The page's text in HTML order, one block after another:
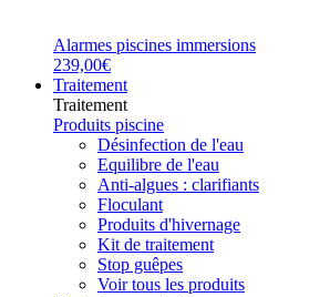
Alarmes piscines immersions
239,00€
Traitement
Traitement
Produits piscine
Désinfection de l'eau
Equilibre de l'eau
Anti-algues : clarifiants
Floculant
Produits d'hivernage
Kit de traitement
Stop guêpes
Voir tous les produits